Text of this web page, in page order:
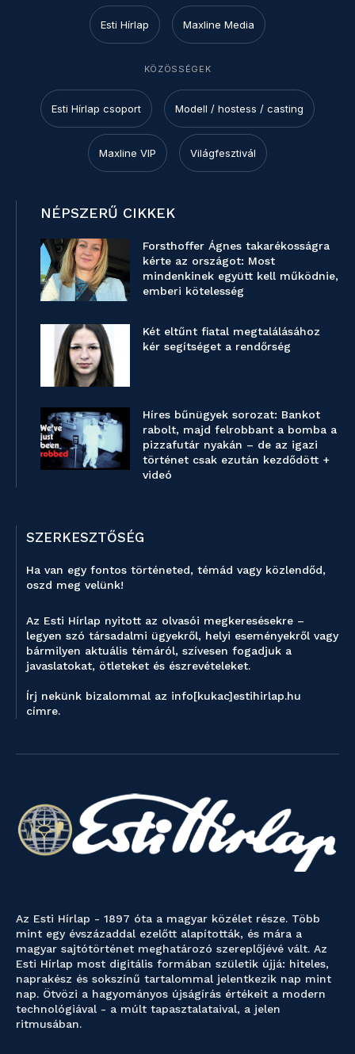
Esti Hírlap Maxline Media
KÖZÖSSÉGEK
Esti Hírlap csoport Modell / hostess / casting
Maxline VIP Világfesztivál
NÉPSZERŰ CIKKEK
Forsthoffer Ágnes takarékosságra
kérte az országot: Most
mindenkinek együtt kell működnie,
emberi kötelesség
Két eltűnt fiatal megtalálásához
kér segítséget a rendőrség
Híres bűnügyek sorozat: Bankot
rabolt, majd felrobbant a bomba a
pizzafutár nyakán – de az igazi
történet csak ezután kezdődött +
videó
SZERKESZTŐSÉG
Ha van egy fontos történeted, témád vagy közlendőd,
oszd meg velünk!
Az Esti Hírlap nyitott az olvasói megkeresésekre –
legyen szó társadalmi ügyekről, helyi eseményekről vagy
bármilyen aktuális témáról, szívesen fogadjuk a
javaslatokat, ötleteket és észrevételeket.
Írj nekünk bizalommal az info[kukac]estihirlap.hu
címre.
Az Esti Hírlap - 1897 óta a magyar közélet része. Több
mint egy évszázaddal ezelőtt alapították, és mára a
magyar sajtótörténet meghatározó szereplőjévé vált. Az
Esti Hírlap most digitális formában születik újjá: hiteles,
naprakész és sokszínű tartalommal jelentkezik nap mint
nap. Ötvözi a hagyományos újságírás értékeit a modern
technológiával - a múlt tapasztalataival, a jelen
ritmusában.